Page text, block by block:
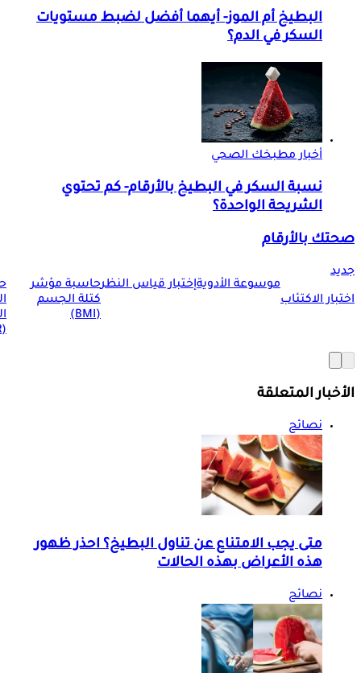
البطيخ أم الموز- أيهما أفضل لضبط مستويات
السكر في الدم؟
أخبار مطبخك الصحي
نسبة السكر في البطيخ بالأرقام- كم تحتوي
الشريحة الواحدة؟
صحتك بالأرقام
جديد
اختبار الاكتئاب
موسوعة الأدويةإختبار قياس النظرحاسبة مؤشر
كتلة الجسم
(BMI)
(BMR)
الأخبار المتعلقة
نصائح
متى يجب الامتناع عن تناول البطيخ؟ احذر ظهور
هذه الأعراض بهذه الحالات
نصائح